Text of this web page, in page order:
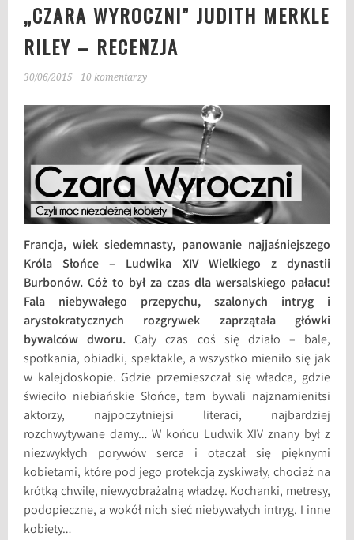
„CZARA WYROCZNI” JUDITH MERKLE
RILEY – RECENZJA
30/06/2015 10 komentarzy
Francja, wiek siedemnasty, panowanie najjaśniejszego
Króla Słońce – Ludwika XIV Wielkiego z dynastii
Burbonów. Cóż to był za czas dla wersalskiego pałacu!
Fala niebywałego przepychu, szalonych intryg i
arystokratycznych rozgrywek zaprzątała główki
bywalców dworu. Cały czas coś się działo – bale,
spotkania, obiadki, spektakle, a wszystko mieniło się jak
w kalejdoskopie. Gdzie przemieszczał się władca, gdzie
świeciło niebiańskie Słońce, tam bywali najznamienitsi
aktorzy, najpoczytniejsi literaci, najbardziej
rozchwytywane damy… W końcu Ludwik XIV znany był z
niezwykłych porywów serca i otaczał się pięknymi
kobietami, które pod jego protekcją zyskiwały, chociaż na
krótką chwilę, niewyobrażalną władzę. Kochanki, metresy,
podopieczne, a wokół nich sieć niebywałych intryg. I inne
kobiety…